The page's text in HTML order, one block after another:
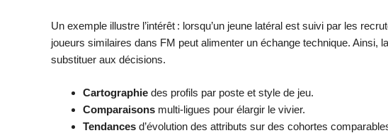
Un exemple illustre l’intérêt : lorsqu’un jeune latéral est suivi par les
joueurs similaires dans FM peut alimenter un échange technique. Ainsi,
substituer aux décisions.
Cartographie des profils par poste et style de jeu.
Comparaisons multi-ligues pour élargir le vivier.
Tendances d’évolution des attributs sur des cohortes